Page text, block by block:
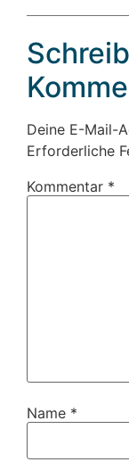
Deine E-Mail-
Erforderliche
Kommentar *
Name *